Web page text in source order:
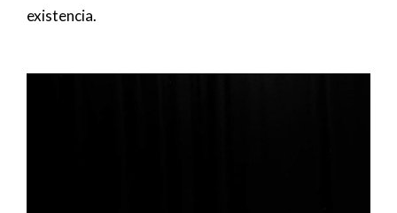
existencia.